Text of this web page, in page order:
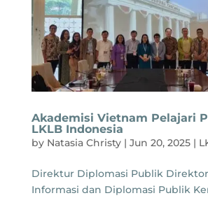
Akademisi Vietnam Pelajari
LKLB Indonesia
by Natasia Christy| Jun 20, 2025|
Direktur Diplomasi Publik
Informasi dan Diplomasi Publik